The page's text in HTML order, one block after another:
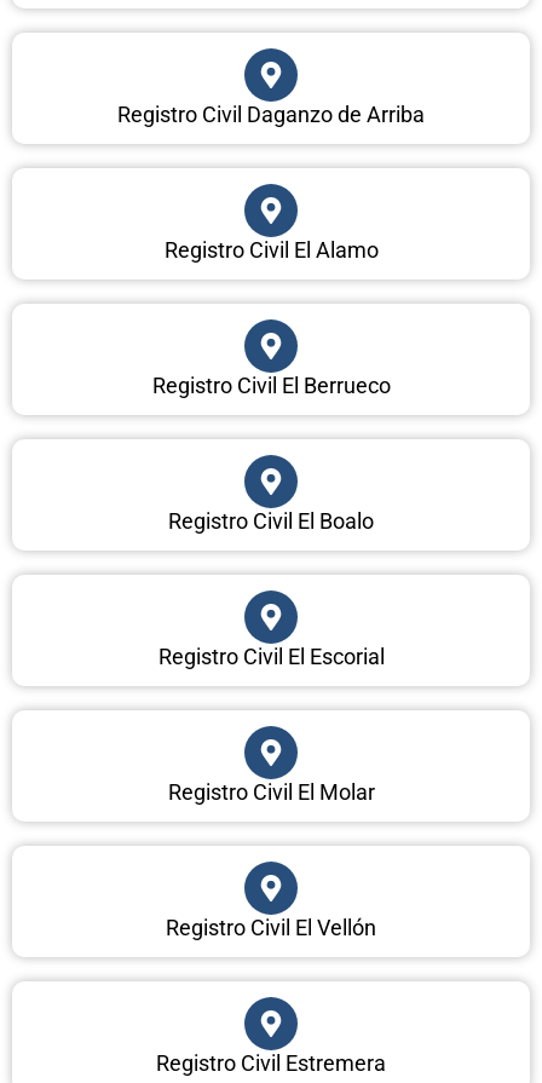
Registro Civil Daganzo de Arriba
Registro Civil El Alamo
Registro Civil El Berrueco
Registro Civil El Boalo
Registro Civil El Escorial
Registro Civil El Molar
Registro Civil El Vellón
Registro Civil Estremera